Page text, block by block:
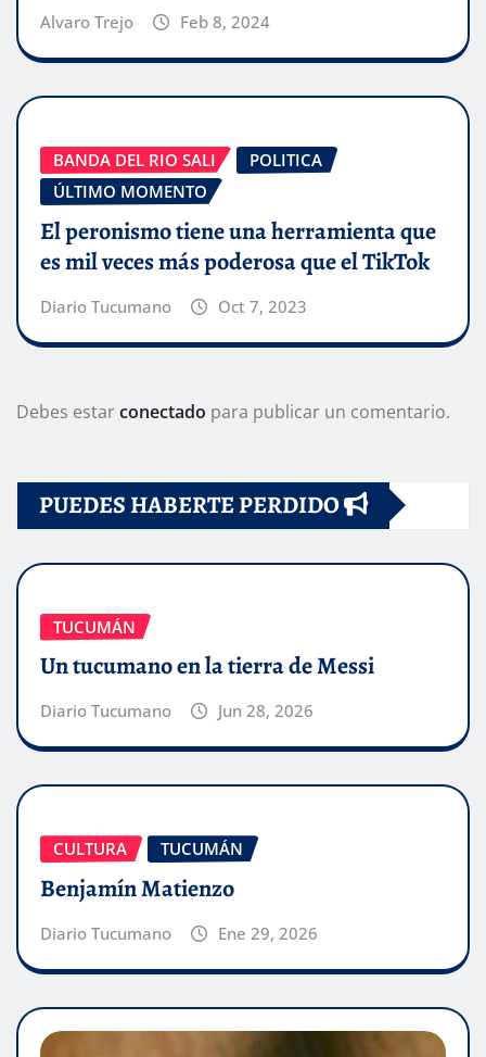
Alvaro Trejo Feb 8, 2024
BANDA DEL RIO SALI
POLITICA
ÚLTIMO MOMENTO
El peronismo tiene una herramienta que
es mil veces más poderosa que el TikTok
Diario Tucumano Oct 7, 2023
Debes estarconectado para publicar un comentario.
PUEDES HABERTE PERDIDO
TUCUMÁN
Un tucumano en la tierra de Messi
Diario Tucumano Jun 28, 2026
CULTURA TUCUMÁN
Benjamín Matienzo
Diario Tucumano Ene 29, 2026